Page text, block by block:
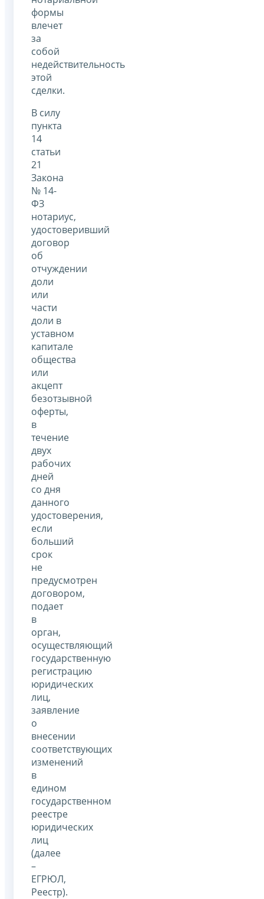
формы
влечет
за
собой
недействительность
этой
сделки.
В силу
пункта
14
статьи
21
Закона
№ 14-
ФЗ
нотариус,
удостоверивший
договор
об
отчуждении
доли
или
части
доли в
уставном
капитале
общества
или
акцепт
безотзывной
оферты,
в
течение
двух
рабочих
дней
со дня
данного
удостоверения,
если
больший
срок
не
предусмотрен
договором,
подает
в
орган,
осуществляющий
государственную
регистрацию
юридических
лиц,
заявление
о
внесении
соответствующих
изменений
в
едином
государственном
реестре
юридических
лиц
(далее
–
ЕГРЮЛ,
Реестр).